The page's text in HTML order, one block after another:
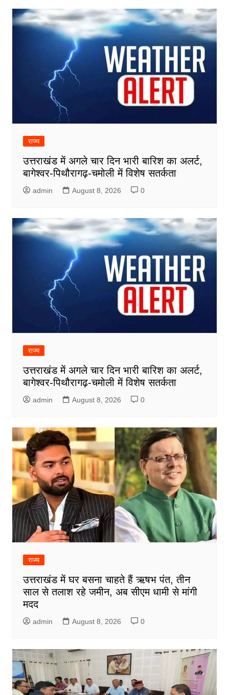
राज्य
उत्तराखंड में अगले चार दिन भारी बारिश का अलर्ट,
बागेश्वर-पिथौरागढ़-चमोली में विशेष सतर्कता
admin August 8, 2026 0
राज्य
उत्तराखंड में अगले चार दिन भारी बारिश का अलर्ट,
बागेश्वर-पिथौरागढ़-चमोली में विशेष सतर्कता
admin August 8, 2026 0
राज्य
उत्तराखंड में घर बसना चाहते हैं ऋषभ पंत, तीन
साल से तलाश रहे जमीन, अब सीएम धामी से मांगी
मदद
admin August 8, 2026 0